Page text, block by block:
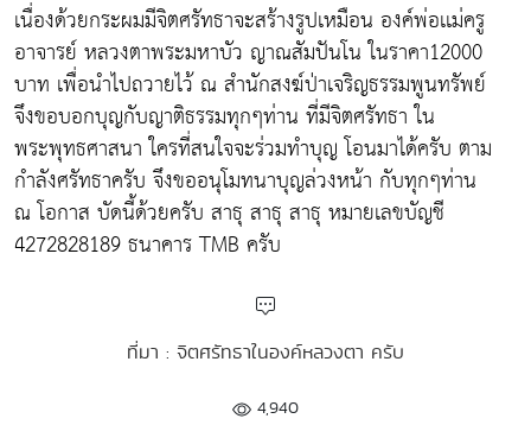
เนื่องด้วยกระผมมีจิตศรัทธาจะสร้างรูปเหมือน องค์พ่อเเม่ครู
อาจารย์ หลวงตาพระมหาบัว ญาณสัมปันโน ในราคา12000
บาท เพื่อนำไปถวายไว้ ณ สำนักสงฆ์ป่าเจริญธรรมพูนทรัพย์
จึงขอบอกบุญกับญาติธรรมทุกๆท่าน ที่มีจิตศรัทธา ใน
พระพุทธศาสนา ใครที่สนใจจะร่วมทำบุญ โอนมาได้ครับ ตาม
กำลังศรัทธาครับ จึงขออนุโมทนาบุญล่วงหน้า กับทุกๆท่าน
ณ โอกาส บัดนี้ด้วยครับ สาธุ สาธุ สาธุ หมายเลขบัญชี
4272828189 ธนาคาร TMB ครับ
ที่มา : จิตศรัทธาในองค์หลวงตา ครับ
4,940